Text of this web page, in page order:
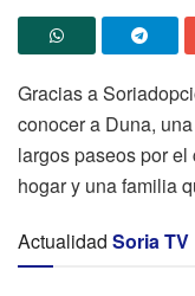
Gracias a
conocer a Duna,
largos paseos por
hogar y una familia
Actualidad Soria TV